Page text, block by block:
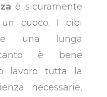
è sicuramente
cuoco. I cibi
una lunga
è bene
lavoro tutta la
necessarie,